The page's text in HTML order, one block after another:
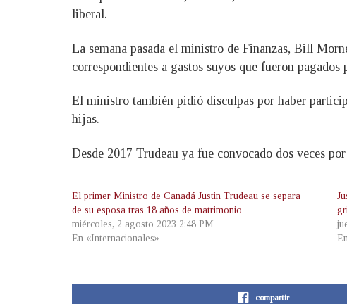
liberal.
La semana pasada el ministro de Finanzas, Bill
correspondientes a gastos suyos que fueron
El ministro también pidió disculpas por haber
hijas.
Desde 2017 Trudeau ya fue convocado dos veces
El primer Ministro de Canadá Justin Trudeau se separa
de su esposa tras 18 años de matrimonio
miércoles, 2 agosto 2023 2:48 PM
En «Internacionales»
compartir